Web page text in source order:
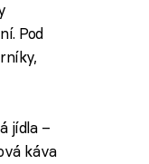
Pod
jídla –
káva